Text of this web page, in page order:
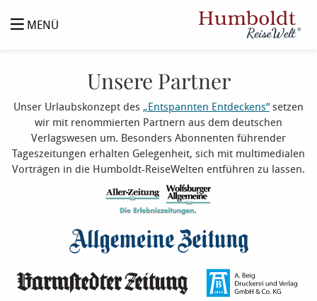
MENÜ
Unsere Partner
Unser Urlaubskonzept des „Entspannten Entdeckens“setzen
wir mit renommierten Partnern aus dem deutschen
Verlagswesen um. Besonders Abonnenten führender
Tageszeitungen erhalten Gelegenheit, sich mit multimedialen
Vorträgen in die Humboldt-ReiseWelten entführen zu lassen.